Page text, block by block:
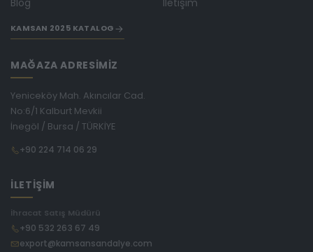
Blog İletişim
KAMSAN 2025 KATALOG
MAĞAZA ADRESİMİZ
Yeniceköy Mah. Akıncılar Cad.
No:6/1 Kalburt Mevkii
İnegöl / Bursa / TÜRKİYE
+90 224 714 06 29
İLETİŞİM
İhracat Satış Müdürü
+90 532 263 67 49
export@kamsansandalye.com